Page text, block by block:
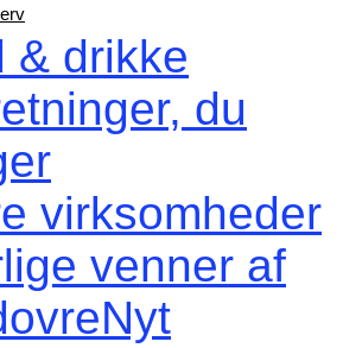
& drikke
du
virksomheder
venner af